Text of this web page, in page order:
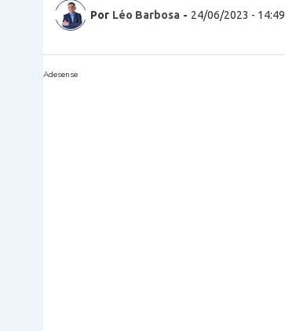
Por Léo Barbosa - 24/06/2023 - 14:49
Adesense